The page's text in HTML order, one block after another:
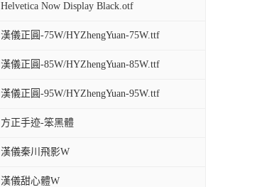
Helvetica Now Display Black.otf
漢儀正圓-75W/HYZhengYuan-75W.ttf
漢儀正圓-85W/HYZhengYuan-85W.ttf
漢儀正圓-95W/HYZhengYuan-95W.ttf
方正手迹-笨黑體
漢儀秦川飛影W
漢儀甜心體W